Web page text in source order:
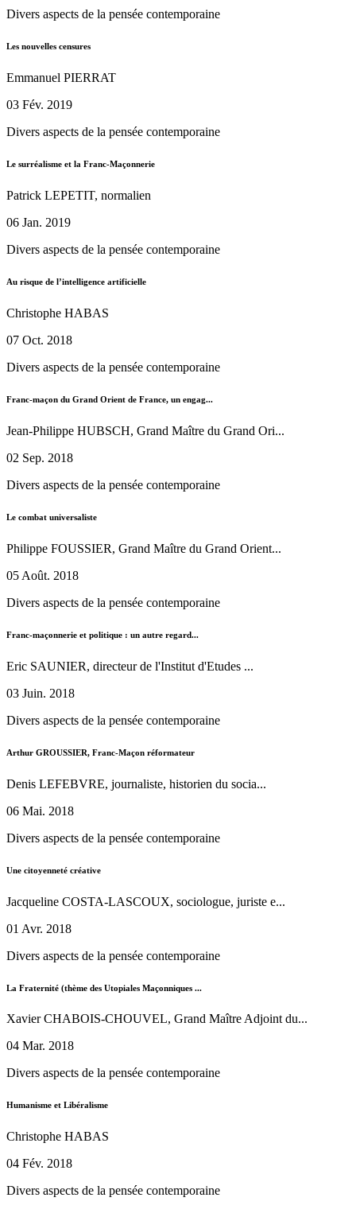
Divers aspects de la pensée contemporaine
Les nouvelles censures
Emmanuel PIERRAT
03 Fév. 2019
Divers aspects de la pensée contemporaine
Le surréalisme et la Franc-Maçonnerie
Patrick LEPETIT, normalien
06 Jan. 2019
Divers aspects de la pensée contemporaine
Au risque de l’intelligence artificielle
Christophe HABAS
07 Oct. 2018
Divers aspects de la pensée contemporaine
Franc-maçon du Grand Orient de France, un engag...
Jean-Philippe HUBSCH, Grand Maître du Grand Ori...
02 Sep. 2018
Divers aspects de la pensée contemporaine
Le combat universaliste
Philippe FOUSSIER, Grand Maître du Grand Orient...
05 Août. 2018
Divers aspects de la pensée contemporaine
Franc-maçonnerie et politique : un autre regard...
Eric SAUNIER, directeur de l'Institut d'Etudes ...
03 Juin. 2018
Divers aspects de la pensée contemporaine
Arthur GROUSSIER, Franc-Maçon réformateur
Denis LEFEBVRE, journaliste, historien du socia...
06 Mai. 2018
Divers aspects de la pensée contemporaine
Une citoyenneté créative
Jacqueline COSTA-LASCOUX, sociologue, juriste e...
01 Avr. 2018
Divers aspects de la pensée contemporaine
La Fraternité (thème des Utopiales Maçonniques ...
Xavier CHABOIS-CHOUVEL, Grand Maître Adjoint du...
04 Mar. 2018
Divers aspects de la pensée contemporaine
Humanisme et Libéralisme
Christophe HABAS
04 Fév. 2018
Divers aspects de la pensée contemporaine